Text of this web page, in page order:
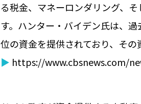
る税金、マネーロンダリング、
す。ハンター・バイデン氏は、
位の資金を提供されており、その
▶ https://www.cbsnews.com/